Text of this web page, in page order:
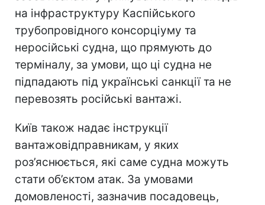
на інфраструктуру Каспійського
трубопровідного консорціуму та
неросійські судна, що прямують до
терміналу, за умови, що ці судна не
підпадають під українські санкції та не
перевозять російські вантажі.
Київ також надає інструкції
вантажовідправникам, у яких
роз’яснюється, які саме судна можуть
стати об’єктом атак. За умовами
домовленості, зазначив посадовець,